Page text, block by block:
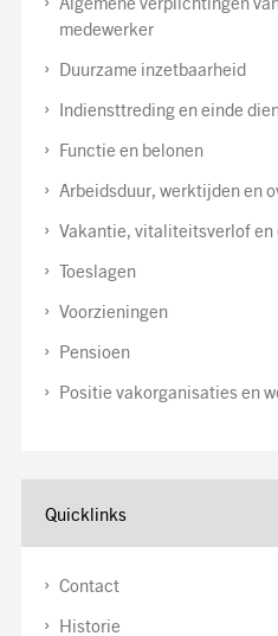
Algemene verplichtingen
medewerker
Duurzame inzetbaarheid
Indiensttreding en einde
Functie en belonen
Arbeidsduur, werktijden en
Vakantie, vitaliteitsverlof
Toeslagen
Voorzieningen
Pensioen
Positie vakorganisaties en
Quicklinks
Contact
Historie